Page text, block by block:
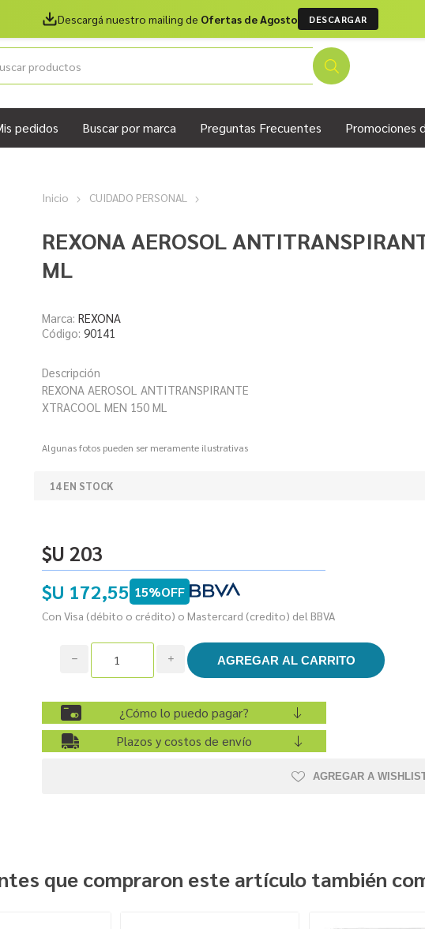
Descargá nuestro mailing de Ofertas de Agosto DESCARGAR
pedidos Buscar por marca Preguntas Frecuentes Promociones
Inicio CUIDADO PERSONAL
REXONA AEROSOL
ML
Marca: REXONA
Código: 90141
Descripción
REXONA AEROSOL ANTITRANSPIRANTE
XTRACOOL MEN 150 ML
Algunas fotos pueden ser meramente ilustrativas
14 EN STOCK
$U 203
$U 172,55 15%OFF
Con Visa (débito o crédito) o Mastercard (credito) del BBVA
i
h
¿Cómo lo puedo pagar?
Plazos y costos de envío
AGREGAR A
que compraron este artículo también